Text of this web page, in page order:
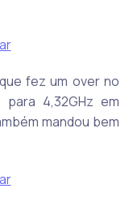
fez um over no
4,32GHz em
mandou bem